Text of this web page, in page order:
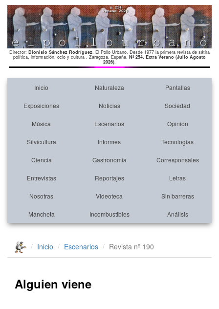
Director: Dionisio Sánchez Rodríguez. El Pollo Urbano. Desde 1977 la primera revista de sátira
política, información, ocio y cultura . Zaragoza. España. Nº 254. Extra Verano (Julio Agosto
2026).
Inicio Naturaleza Pantallas
Exposiciones Noticias Sociedad
Música Escenarios Opinión
Silvicultura Informes Tecnologías
Ciencia Gastronomía Corresponsales
Entrevistas Reportajes Letras
Nosotras Videoteca Sin barreras
Mancheta Incombustibles Análisis
Inicio Escenarios Revista nº 190
Alguien viene